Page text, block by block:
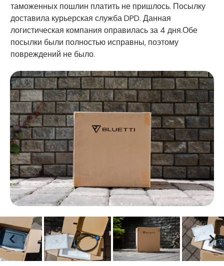
таможенных пошлин платить не пришлось. Посылку
доставила курьерская служба DPD. Данная
логистическая компания оправилась за 4 дня.Обе
посылки были полностью исправны, поэтому
повреждений не было.